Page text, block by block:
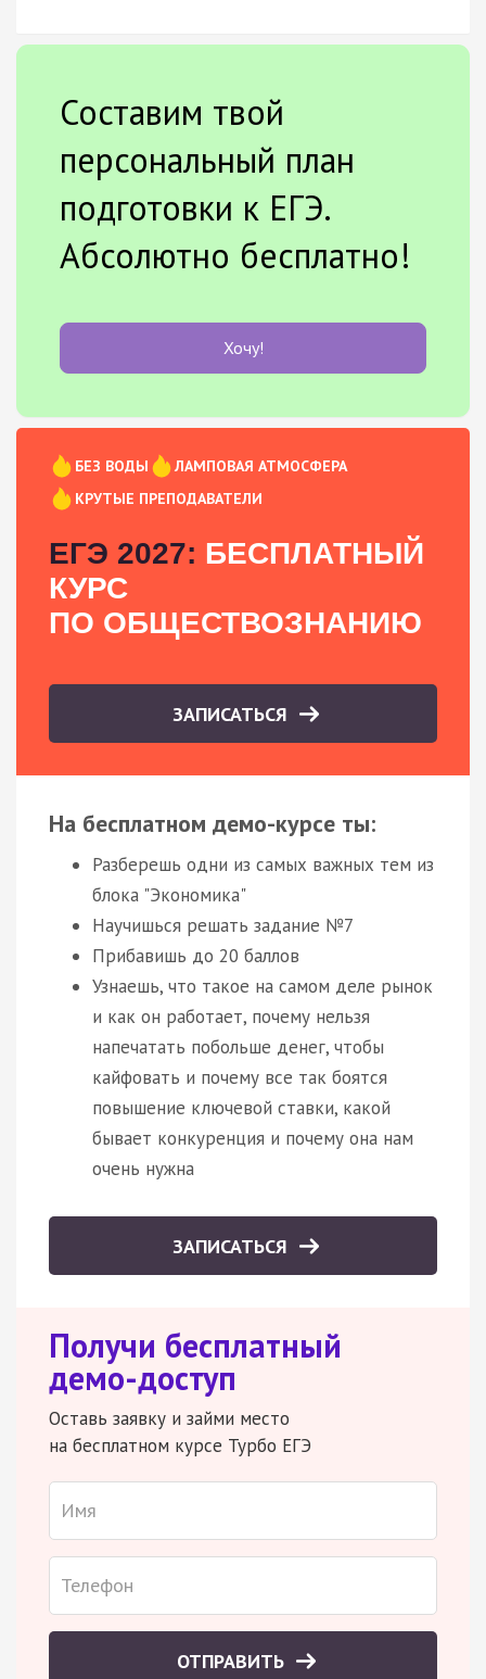
Составим твой
персональный план
подготовки к ЕГЭ.
Абсолютно бесплатно!
Хочу!
БЕЗ ВОДЫ
ЛАМПОВАЯ АТМОСФЕРА
КРУТЫЕ ПРЕПОДАВАТЕЛИ
ЕГЭ 2027: БЕСПЛАТНЫЙ
КУРС
ПО ОБЩЕСТВОЗНАНИЮ
ЗАПИСАТЬСЯ
На бесплатном демо-курсе ты:
Разберешь одни из самых важных тем из
блока "Экономика"
Научишься решать задание №7
Прибавишь до 20 баллов
Узнаешь, что такое на самом деле рынок
и как он работает, почему нельзя
напечатать побольше денег, чтобы
кайфовать и почему все так боятся
повышение ключевой ставки, какой
бывает конкуренция и почему она нам
очень нужна
ЗАПИСАТЬСЯ
Получи бесплатный
демо-доступ
Оставь заявку и займи место
на бесплатном курсе Турбо ЕГЭ
ОТПРАВИТЬ